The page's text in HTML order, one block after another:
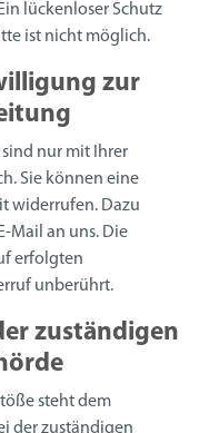
lückenloser Schutz
ist nicht möglich.
zur
nur mit Ihrer
Sie können eine
widerrufen. Dazu
Mail an uns. Die
erfolgten
unberührt.
zuständigen
steht dem
der zuständigen